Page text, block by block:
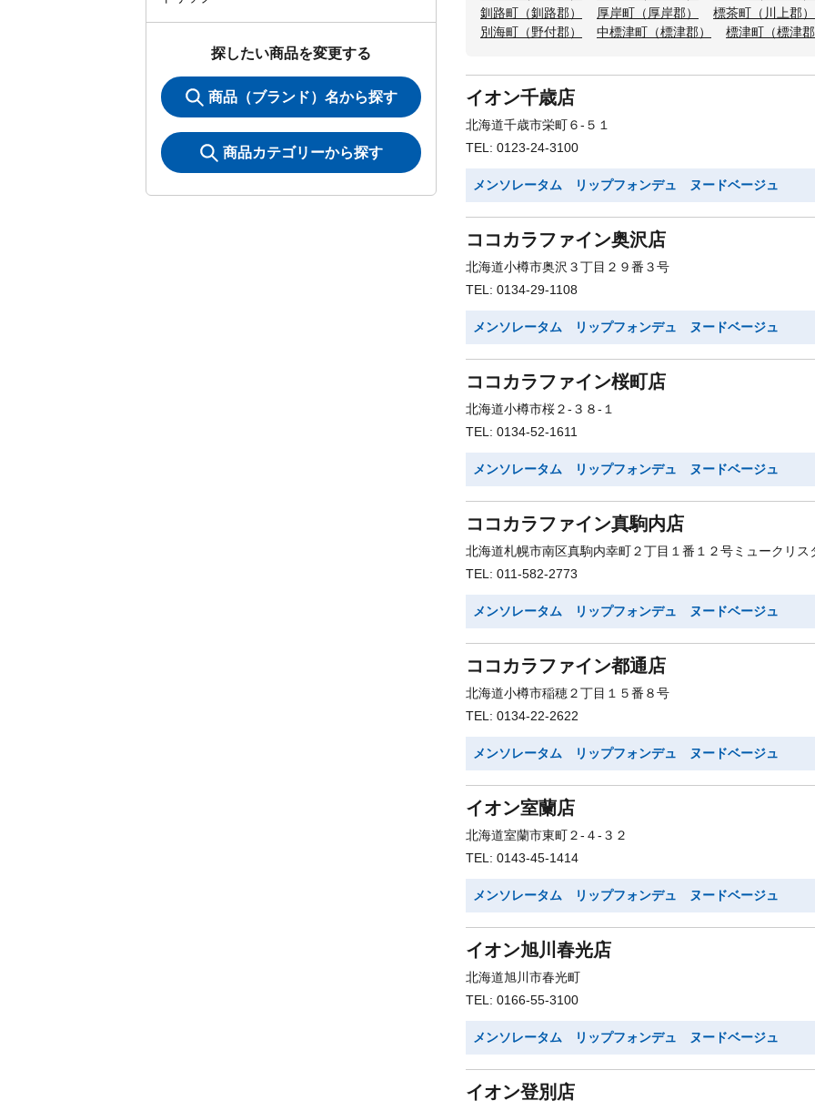
探したい商品を変更する
商品（ブランド）名から探す
商品カテゴリーから探す
釧路町（釧路郡）
厚岸町（厚岸郡） 標茶町（川上郡）
別海町（野付郡）
中標津町（標津郡） 標津町（標津郡
イオン千歳店
北海道千歳市栄町６-５１
TEL: 0123-24-3100
メンソレータム リップフォンデュ ヌードベージュ
ココカラファイン奥沢店
北海道小樽市奥沢３丁目２９番３号
TEL: 0134-29-1108
メンソレータム リップフォンデュ ヌードベージュ
ココカラファイン桜町店
北海道小樽市桜２-３８-１
TEL: 0134-52-1611
メンソレータム リップフォンデュ ヌードベージュ
ココカラファイン真駒内店
北海道札幌市南区真駒内幸町２丁目１番１２号ミュークリス
TEL: 011-582-2773
メンソレータム リップフォンデュ ヌードベージュ
ココカラファイン都通店
北海道小樽市稲穂２丁目１５番８号
TEL: 0134-22-2622
メンソレータム リップフォンデュ ヌードベージュ
イオン室蘭店
北海道室蘭市東町２-４-３２
TEL: 0143-45-1414
メンソレータム リップフォンデュ ヌードベージュ
イオン旭川春光店
北海道旭川市春光町
TEL: 0166-55-3100
メンソレータム リップフォンデュ ヌードベージュ
イオン登別店